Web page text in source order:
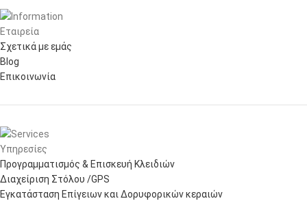
Εταιρεία
Σχετικά με εμάς
Blog
Επικοινωνία
Υπηρεσίες
Προγραμματισμός & Επισκευή Κλειδιών
Διαχείριση Στόλου /GPS
Εγκατάσταση Επίγειων και Δορυφορικών κεραιών